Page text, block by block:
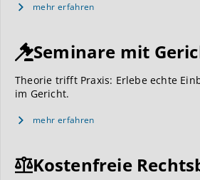
mehr erfahren
Seminare mit
Theorie trifft Praxis: Erlebe echte
im Gericht.
mehr erfahren
Kostenfreie